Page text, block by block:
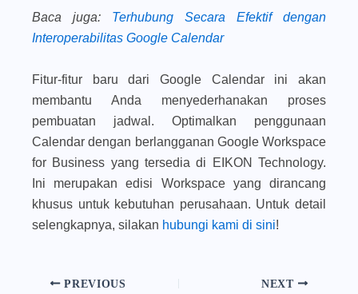
Baca juga:
Terhubung Secara Efektif dengan
Interoperabilitas Google Calendar
Fitur-fitur baru dari Google Calendar ini akan
membantu Anda menyederhanakan proses
pembuatan jadwal. Optimalkan penggunaan
Calendar dengan berlangganan Google Workspace
for Business yang tersedia di EIKON Technology.
Ini merupakan edisi Workspace yang dirancang
khusus untuk kebutuhan perusahaan. Untuk detail
selengkapnya, silakan hubungi kami di sini!
PREVIOUS NEXT